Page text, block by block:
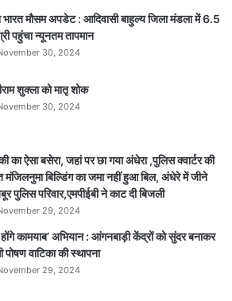
मौसम अपडेट : आदिवासी बाहुल्य जिला मंडला में 6.5
पहुंचा न्यूनतम तापमान
30, 2024
शुक्ला को मातृ शोक
30, 2024
का ऐसा बसेरा, जहां पर छा गया अंधेरा ,पुलिस क्वार्टर की
मंजिलनुमा बिल्डिंग का जमा नहीं हुआ बिल, अंधेरे में जीने
पुलिस परिवार,एमपीईबी ने काट दी बिजली
29, 2024
कामयाब’ अभियान : आंगनबाड़ी केंद्रों को सुंदर बनाकर
पोषण वाटिका की स्थापना
29, 2024